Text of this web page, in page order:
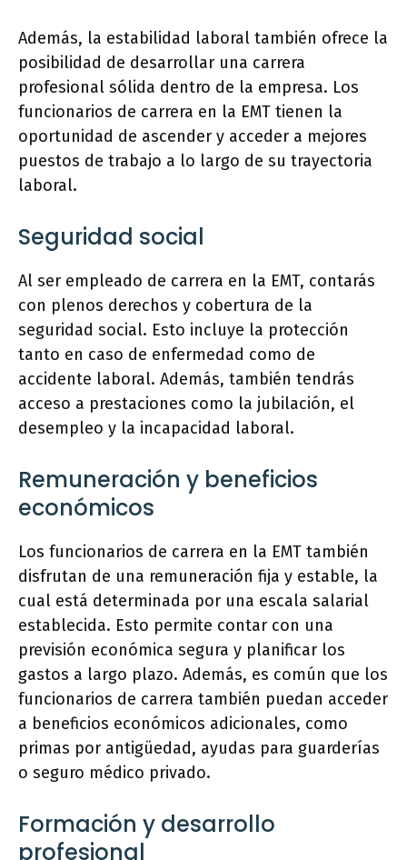
Además, la estabilidad laboral también ofrece la
posibilidad de desarrollar una carrera
profesional sólida dentro de la empresa. Los
funcionarios de carrera en la EMT tienen la
oportunidad de ascender y acceder a mejores
puestos de trabajo a lo largo de su trayectoria
laboral.
Seguridad social
Al ser empleado de carrera en la EMT, contarás
con plenos derechos y cobertura de la
seguridad social. Esto incluye la protección
tanto en caso de enfermedad como de
accidente laboral. Además, también tendrás
acceso a prestaciones como la jubilación, el
desempleo y la incapacidad laboral.
Remuneración y beneficios
económicos
Los funcionarios de carrera en la EMT también
disfrutan de una remuneración fija y estable, la
cual está determinada por una escala salarial
establecida. Esto permite contar con una
previsión económica segura y planificar los
gastos a largo plazo. Además, es común que los
funcionarios de carrera también puedan acceder
a beneficios económicos adicionales, como
primas por antigüedad, ayudas para guarderías
o seguro médico privado.
Formación y desarrollo
profesional